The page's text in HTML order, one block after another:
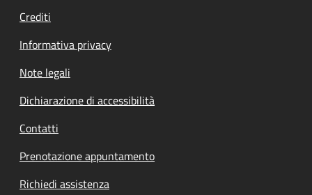
Crediti
Informativa privacy
Note legali
Dichiarazione di accessibilità
Contatti
Prenotazione appuntamento
Richiedi assistenza